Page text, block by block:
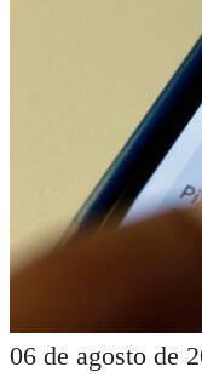
06 de agosto de